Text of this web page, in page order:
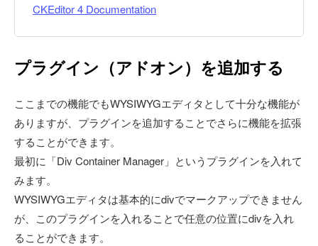
CKEditor 4 Documentation
プラグイン（アドオン）を追加する
ここまでの機能でもWYSIWYGエディタとして十分な機能が
ありますが、プラグインを追加することでさらに機能を拡張
することができます。
最初に「Div Container Manager」というプラグインを入れて
みます。
WYSIWYGエディタは基本的にdivでマークアップできません
が、このプラグインを入れることで任意の位置にdivを入れ
ることができます。